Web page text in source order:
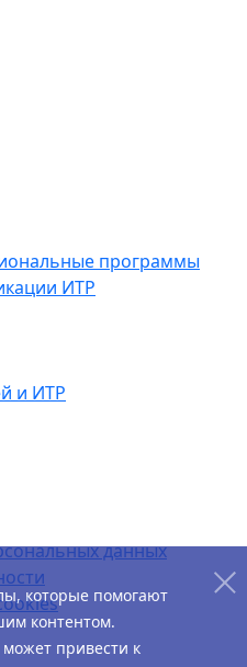
программы
ИТР
и ИТР
данных
которые помогают
контентом.
привести к